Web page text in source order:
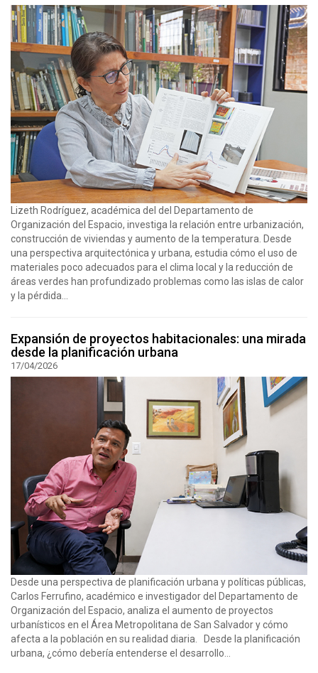
Lizeth Rodríguez, académica del del Departamento de
Organización del Espacio, investiga la relación entre urbanización,
construcción de viviendas y aumento de la temperatura. Desde
una perspectiva arquitectónica y urbana, estudia cómo el uso de
materiales poco adecuados para el clima local y la reducción de
áreas verdes han profundizado problemas como las islas de calor
y la pérdida...
Expansión de proyectos habitacionales: una mirada
desde la planificación urbana
17/04/2026
Desde una perspectiva de planificación urbana y políticas públicas,
Carlos Ferrufino, académico e investigador del Departamento de
Organización del Espacio, analiza el aumento de proyectos
urbanísticos en el Área Metropolitana de San Salvador y cómo
afecta a la población en su realidad diaria. Desde la planificación
urbana, ¿cómo debería entenderse el desarrollo...